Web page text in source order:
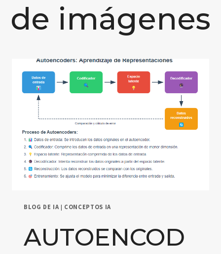
de imágenes
BLOG DE IA | CONCEPTOS IA
AUTOENCOD